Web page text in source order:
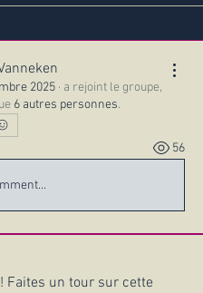
2025 · a rejoint le groupe,
6 autres personnes.
56
Faites un tour sur cette